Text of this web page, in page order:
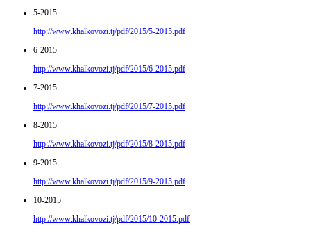
5-2015
http://www.khalkovozi.tj/pdf/2015/5-2015.pdf
6-2015
http://www.khalkovozi.tj/pdf/2015/6-2015.pdf
7-2015
http://www.khalkovozi.tj/pdf/2015/7-2015.pdf
8-2015
http://www.khalkovozi.tj/pdf/2015/8-2015.pdf
9-2015
http://www.khalkovozi.tj/pdf/2015/9-2015.pdf
10-2015
http://www.khalkovozi.tj/pdf/2015/10-2015.pdf